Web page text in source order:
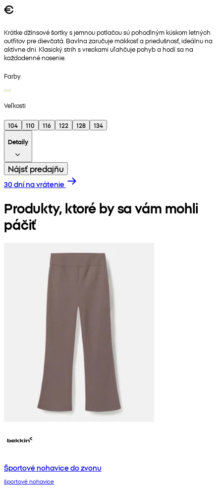
€
Krátke džínsové šortky s jemnou potlačou sú pohodlným kúskom letných
outfitov pre dievčatá. Bavlna zaručuje mäkkosť a priedušnosť, ideálnu na
aktívne dni. Klasický strih s vreckami uľahčuje pohyb a hodí sa na
každodenné nosenie.
Farby
Veľkosti
104 110 116 122 128
134
Detaily
Nájsť predajňu
30 dní na vrátenie
Produkty, ktoré by sa vám mohli
páčiť
Športové nohavice do zvonu
športové nohavice